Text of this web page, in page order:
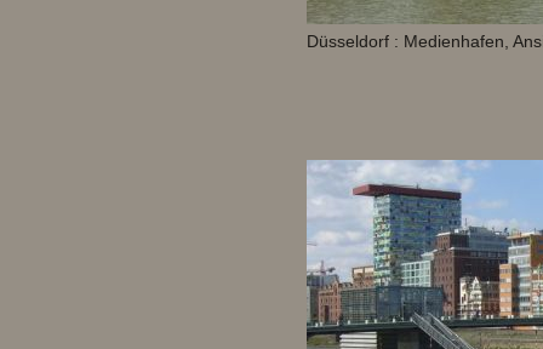
Düsseldorf : Medienhafen,